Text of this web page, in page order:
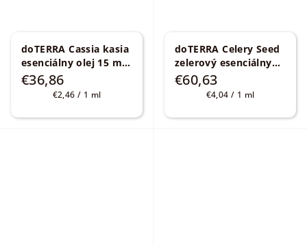
doTERRA Cassia kasia
esenciálny olej 15 ml
Cinnamomum cassia
€36,86
Jednotková
€2,46 / 1 ml
doTERRA Celery Seed
zelerový esenciálny
olej 15 ml
graveolens
€60,63
Jednotková
€4,04 / 1 ml